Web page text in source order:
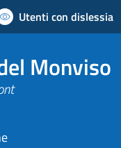
Utenti con dislessia
Monviso